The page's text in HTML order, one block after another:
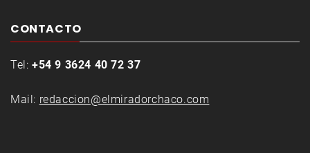
CONTACTO
Tel: +54 9 3624 40 72 37
Mail: redaccion@elmiradorchaco.com